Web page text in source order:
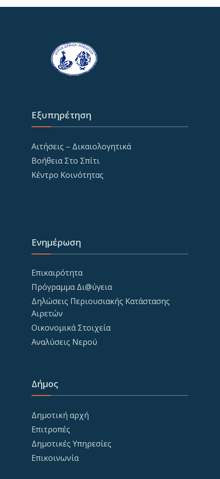
Εξυπηρέτηση
Αιτήσεις – Δικαιολογητικά
Βοήθεια Στο Σπίτι
Κέντρο Κοινότητας
Ενημέρωση
Επικαιρότητα
Πρόγραμμα Δι@ύγεια
Δηλώσεις Περιουσιακής Κατάστασης
Αιρετών
Οικονομικά Στοιχεία
Αναλύσεις Νερού
Δήμος
Δημοτική αρχή
Επιτροπές
Δημοτικές Υπηρεσίες
Επικοινωνία